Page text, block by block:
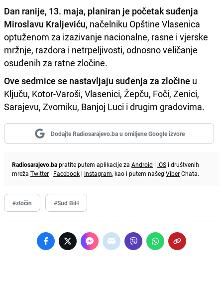
Dan ranije, 13. maja, planiran je početak suđenja
Miroslavu Kraljeviću, načelniku Opštine Vlasenica
optuženom za izazivanje nacionalne, rasne i vjerske
mržnje, razdora i netrpeljivosti, odnosno veličanje
osuđenih za ratne zločine.
Ove sedmice se nastavljaju suđenja za zločine u
Ključu, Kotor-Varoši, Vlasenici, Žepču, Foči, Zenici,
Sarajevu, Zvorniku, Banjoj Luci i drugim gradovima.
Dodajte Radiosarajevo.ba u omiljene Google izvore
Radiosarajevo.bapratite putem aplikacije za Android | iOS i društvenih
mreža Twitter | Facebook | Instagram, kao i putem našeg ViberChata.
#zločin #Sud BiH